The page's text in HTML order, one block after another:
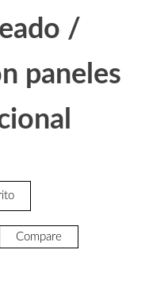
/
paneles
Compare